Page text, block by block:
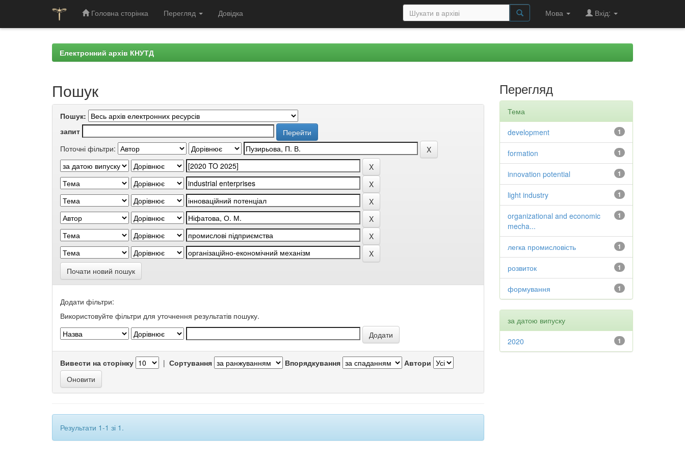
Головна сторінка Перегляд Довідка Мова Вхід:
Електронний архів КНУТД
Пошук
Пошук:
запит
Поточні фільтри:
Почати новий пошук
Додати фільтри:
Використовуйте фільтри для уточнення результатів пошуку.
Вивести на сторінку | Сортування Впорядкування Автори
Результати 1-1 зі 1.
Перегляд
Тема
1
development
1
formation
1
innovation potential
1
light industry
1
organizational and economic
mecha...
1
легка промисловість
1
розвиток
1
формування
за датою випуску
1
2020